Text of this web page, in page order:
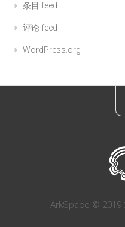
条目 feed
评论 feed
WordPress.org
ArkSpace ©